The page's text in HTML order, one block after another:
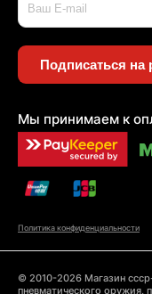
Подписаться на
Мы принимаем к
Политика конфиденциальности
© 2010-2026 Магазин
пневматического оружия,